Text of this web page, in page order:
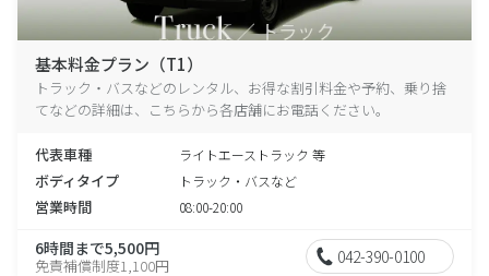
基本料金プラン（T1）
トラック・バスなどのレンタル、お得な割引料金や予約、乗り捨
てなどの詳細は、こちらから各店舗にお電話ください。
代表車種 ライトエーストラック 等
ボディタイプ トラック・バスなど
営業時間 08:00-20:00
6時間まで5,500円
免責補償制度1,100円 042-390-0100